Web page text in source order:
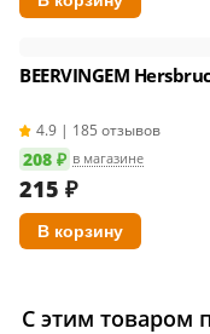
BEERVINGEM
4.9 | 185 отзывов
208 ₽ в магазине
215 ₽
С этим товаром